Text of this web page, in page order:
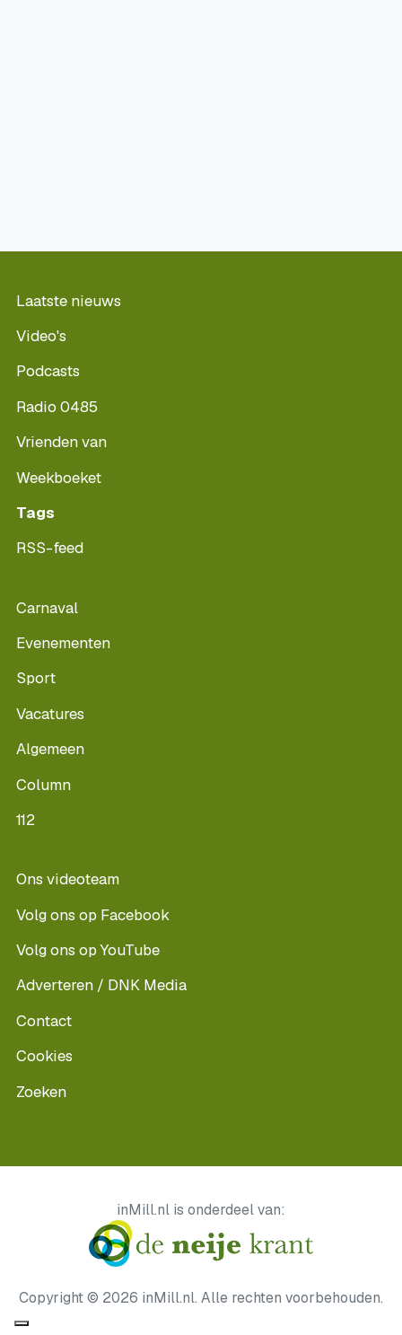
Laatste nieuws
Video's
Podcasts
Radio 0485
Vrienden van
Weekboeket
Tags
RSS-feed
Carnaval
Evenementen
Sport
Vacatures
Algemeen
Column
112
Ons videoteam
Volg ons op Facebook
Volg ons op YouTube
Adverteren / DNK Media
Contact
Cookies
Zoeken
inMill.nl is onderdeel van:
Copyright © 2026 inMill.nl. Alle rechten voorbehouden.